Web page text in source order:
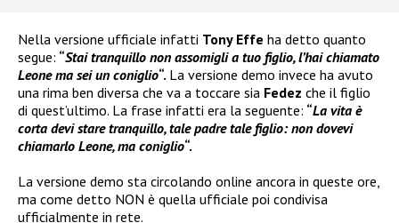
Nella versione ufficiale infatti Tony Effe ha detto quanto
segue: “Stai tranquillo non assomigli a tuo figlio, l’hai chiamato
Leone ma sei un coniglio“. La versione demo invece ha avuto
una rima ben diversa che va a toccare sia Fedez che il figlio
di quest’ultimo. La frase infatti era la seguente: “La vita è
corta devi stare tranquillo, tale padre tale figlio: non dovevi
chiamarlo Leone, ma coniglio“.
La versione demo sta circolando online ancora in queste ore,
ma come detto NON è quella ufficiale poi condivisa
ufficialmente in rete.